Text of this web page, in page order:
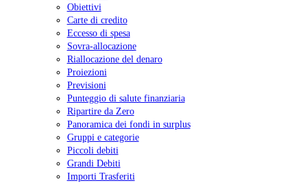
Obiettivi
Carte di credito
Eccesso di spesa
Sovra-allocazione
Riallocazione del denaro
Proiezioni
Previsioni
Punteggio di salute finanziaria
Ripartire da Zero
Panoramica dei fondi in surplus
Gruppi e categorie
Piccoli debiti
Grandi Debiti
Importi Trasferiti